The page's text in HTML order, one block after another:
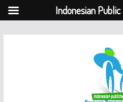
Indonesian